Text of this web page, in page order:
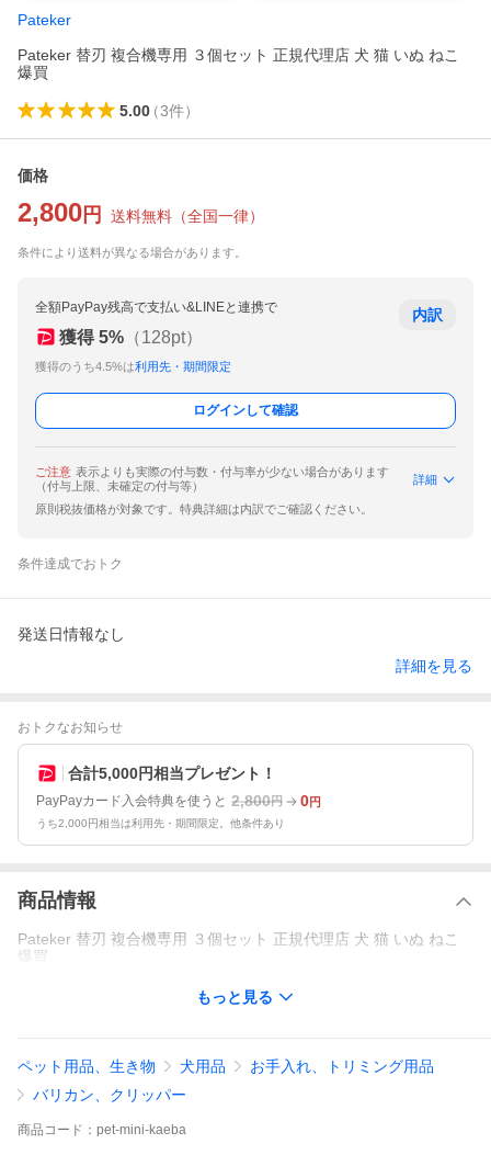
Pateker
Pateker 替刃 複合機専用 ３個セット 正規代理店 犬 猫 いぬ ねこ
爆買
5.00（3件）
価格
2,800 円 送料無料 （全国一律）
条件により送料が異なる場合があります。
全額PayPay残高で支払い&LINEと連携で
獲得 5% （128pt）
獲得のうち4.5%は利用先・期間限定
内訳
ログインして確認
ご注意 表示よりも実際の付与数・付与率が少ない場合があります
（付与上限、未確定の付与等）
詳細
原則税抜価格が対象です。特典詳細は内訳でご確認ください。
条件達成でおトク
発送日情報なし
詳細を見る
おトクなお知らせ
合計5,000円相当プレゼント！
PayPayカード入会特典を使うと 2,800円 0円
うち2,000円相当は利用先・期間限定。他条件あり
商品情報
Pateker 替刃 複合機専用 ３個セット 正規代理店 犬 猫 いぬ ねこ
爆買
もっと見る
ペット用品、生き物 犬用品
お手入れ、トリミング用品
バリカン、クリッパー
商品 コード： pet-mini-kaeba